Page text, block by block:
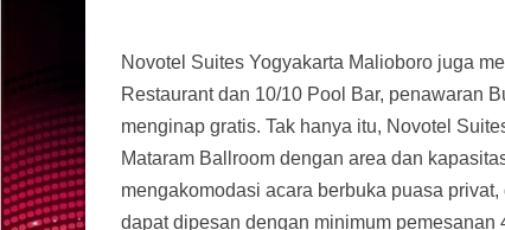
Novotel Suites Yogyakarta Malioboro juga
Restaurant dan 10/10 Pool Bar, penawaran
menginap gratis. Tak hanya itu, Novotel
Mataram Ballroom dengan area dan
mengakomodasi acara berbuka puasa
dapat dipesan dengan minimum pemesanan